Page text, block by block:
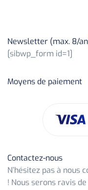
Newsletter (max. 8/
[sibwp_form id=1]
Moyens de paiement
Contactez-nous
N’hésitez pas à
! Nous serons ravis